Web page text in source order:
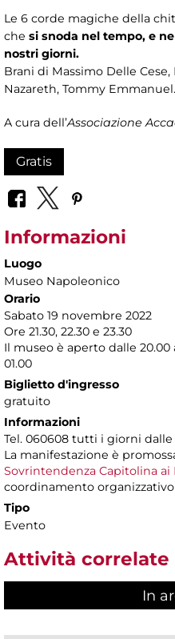
Le 6 corde magiche della
che si snoda nel tempo, e
nostri giorni.
Brani di Massimo Delle
Nazareth, Tommy
A cura dell’Associazione
Gratis
Informazioni
Luogo
Museo Napoleonico
Orario
Sabato 19 novembre 2022
Ore 21.30, 22.30 e 23.30
Il museo è aperto dalle
01.00
Biglietto d'ingresso
gratuito
Informazioni
Tel. 060608 tutti i giorni dalle
La manifestazione è
Sovrintendenza Capitolina ai
coordinamento
Tipo
Evento
Attività correlate
In